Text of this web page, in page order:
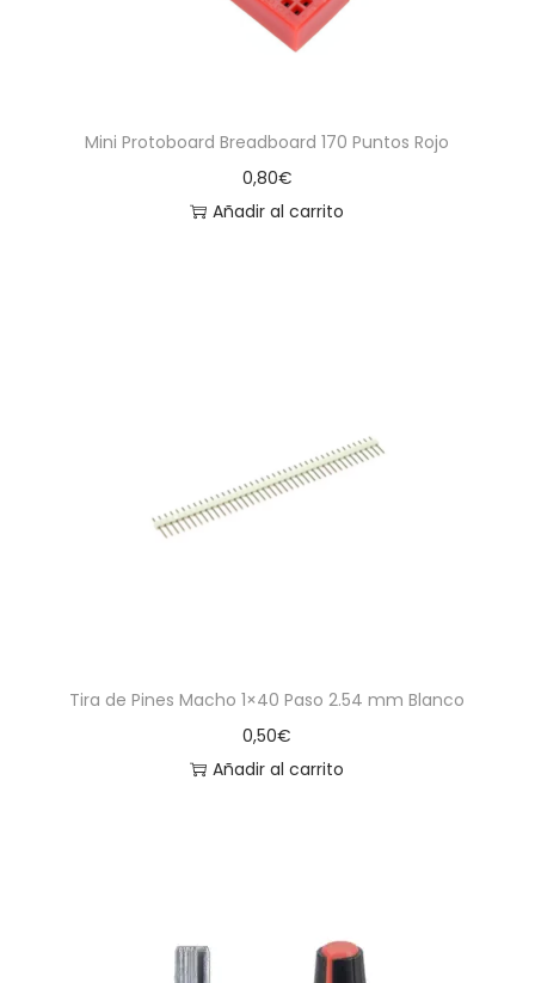
Mini Protoboard Breadboard 170 Puntos Rojo
0,80€
Añadir al carrito
Tira de Pines Macho 1×40 Paso 2.54 mm Blanco
0,50€
Añadir al carrito